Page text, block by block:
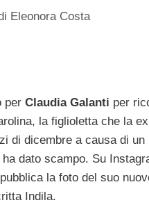
Eleonora Costa
per Claudia Galanti per
la figlioletta che la
di dicembre a causa di un
dato scampo. Su
la foto del suo
Indila.